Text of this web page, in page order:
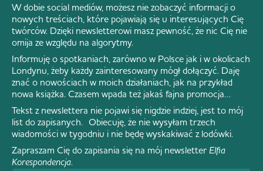
W dobie social mediów, możesz nie zobaczyć informacji o
nowych treściach, które pojawiają się u interesujących Cię
twórców. Dzięki newsletterowi masz pewność, że nic Cię nie
omija ze względu na algorytmy.
Informuję o spotkaniach, zarówno w Polsce jak i w okolicach
Londynu, żeby każdy zainteresowany mógł dołączyć. Daję
znać o nowościach w moich działaniach, jak na przykład
nowa książka. Czasem wpada też jakaś fajna promocja…
Tekst z newslettera nie pojawi się nigdzie indziej, jest to mój
list do zapisanych. Obiecuję, że nie wysyłam trzech
wiadomości w tygodniu i nie będę wyskakiwać z lodówki.
Zapraszam Cię do zapisania się na mój newsletter Elfia
Korespondencja.